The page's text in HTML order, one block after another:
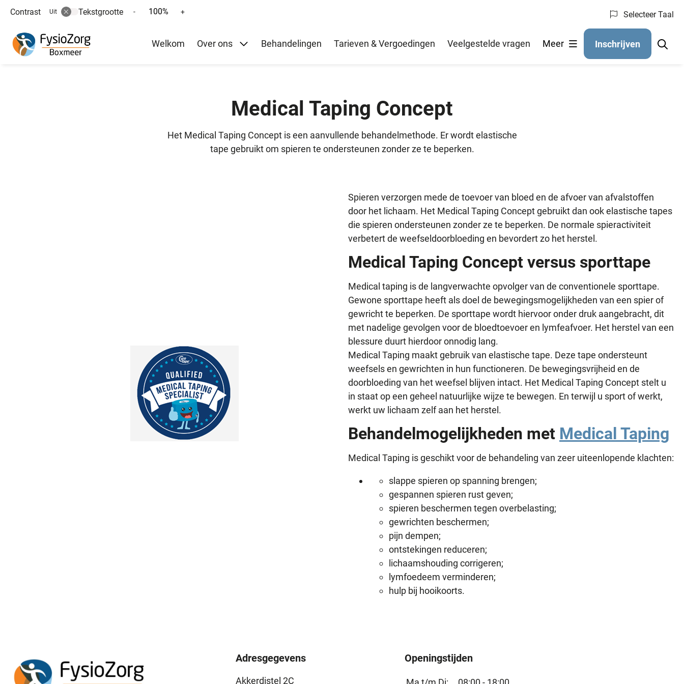
Contrast Uit Tekstgrootte
Tekst
- 100%
Tekst
10%
+ Selecteer Taal
Welkom Over ons Submenu: Over ons
Behandelingen Tarieven & Vergoedingen Veelgestelde vragen Meer Inschrijven
Medical Taping Concept
Het Medical Taping Concept is een aanvullende behandelmethode. Er wordt elastische
tape gebruikt om spieren te ondersteunen zonder ze te beperken.
Spieren verzorgen mede de toevoer van bloed en de afvoer van afvalstoffen
door het lichaam. Het Medical Taping Concept gebruikt dan ook elastische tapes
die spieren ondersteunen zonder ze te beperken. De normale spieractiviteit
verbetert de weefseldoorbloeding en bevordert zo het herstel.
Medical Taping Concept versus sporttape
Medical taping is de langverwachte opvolger van de conventionele sporttape.
Gewone sporttape heeft als doel de bewegingsmogelijkheden van een spier of
gewricht te beperken. De sporttape wordt hiervoor onder druk aangebracht, dit
met nadelige gevolgen voor de bloedtoevoer en lymfeafvoer. Het herstel van een
blessure duurt hierdoor onnodig lang.
Medical Taping maakt gebruik van elastische tape. Deze tape ondersteunt
weefsels en gewrichten in hun functioneren. De bewegingsvrijheid en de
doorbloeding van het weefsel blijven intact. Het Medical Taping Concept stelt u
in staat op een geheel natuurlijke wijze te bewegen. En terwijl u sport of werkt,
werkt uw lichaam zelf aan het herstel.
Behandelmogelijkheden met Medical Taping
Medical Taping is geschikt voor de behandeling van zeer uiteenlopende klachten:
slappe spieren op spanning brengen;
gespannen spieren rust geven;
spieren beschermen tegen overbelasting;
gewrichten beschermen;
pijn dempen;
ontstekingen reduceren;
lichaamshouding corrigeren;
lymfoedeem verminderen;
hulp bij hooikoorts.
Adresgegevens
Akkerdistel 2C
Openingstijden